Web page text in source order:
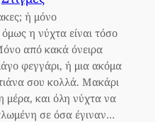
ή μόνο
η νύχτα είναι τόσο
από κακά όνειρα
φεγγάρι, ή μια ακόμα
σου κολλά. Μακάρι
μέρα, και όλη νύχτα να
σε όσα έγιναν…